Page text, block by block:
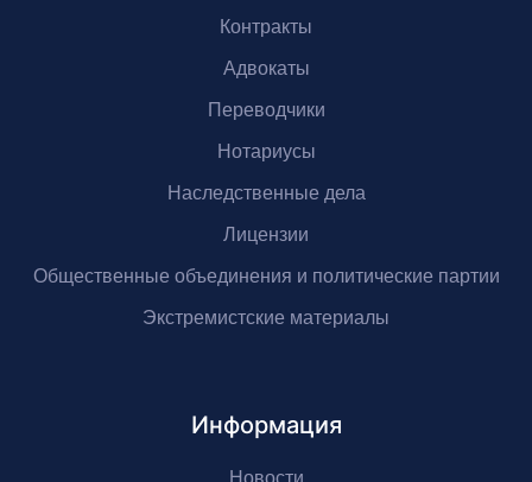
Контракты
Адвокаты
Переводчики
Нотариусы
Наследственные дела
Лицензии
Общественные объединения и политические партии
Экстремистские материалы
Информация
Новости